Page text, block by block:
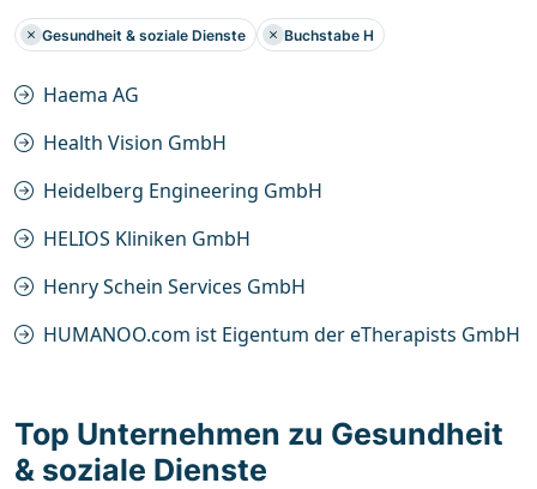
Gesundheit & soziale Dienste Buchstabe H
Haema AG
Health Vision GmbH
Heidelberg Engineering GmbH
HELIOS Kliniken GmbH
Henry Schein Services GmbH
HUMANOO.com ist Eigentum der eTherapists GmbH
Top Unternehmen zu Gesundheit
& soziale Dienste